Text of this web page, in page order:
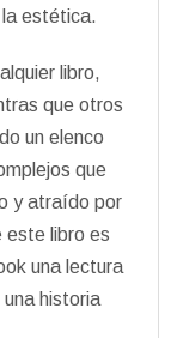
estética.
libro,
que otros
un elenco
que
y atraído por
este libro es
una lectura
historia